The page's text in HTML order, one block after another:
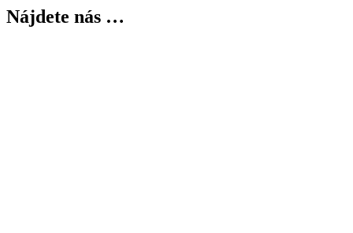
Nájdete nás …